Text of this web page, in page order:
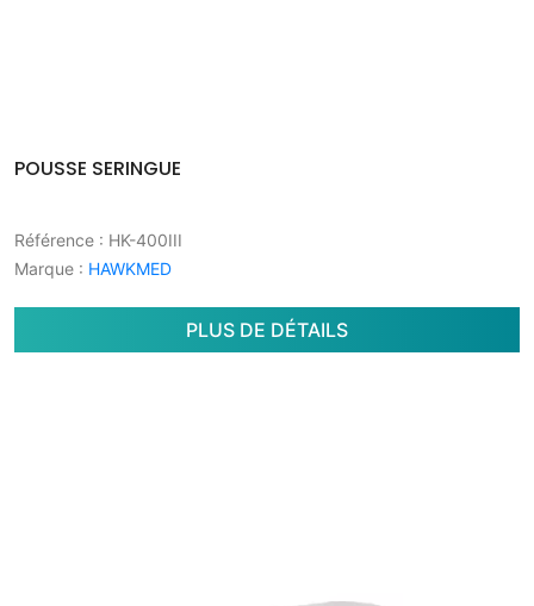
POUSSE SERINGUE
Référence : HK-400III
Marque : HAWKMED
PLUS DE DÉTAILS